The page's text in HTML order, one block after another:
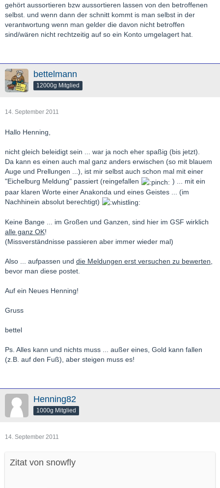
gehört aussortieren bzw aussortieren lassen von den betroffenen
selbst. und wenn dann der schnitt kommt is man selbst in der
verantwortung wenn man gelder die davon nicht betroffen
sind/wären nicht rechtzeitig auf so ein Konto umgelagert hat.
bettelmann
12000g Mitglied
14. September 2011
Hallo Henning,
nicht gleich beleidigt sein ... war ja noch eher spaßig (bis jetzt).
Da kann es einen auch mal ganz anders erwischen (so mit blauem
Auge und Prellungen ...), ist mir selbst auch schon mal mit einer
"Eichelburg Meldung" passiert (reingefallen
) ... mit ein
paar klaren Worte einer Anakonda und eines Geistes ... (im
Nachhinein absolut berechtigt)
Keine Bange ... im Großen und Ganzen, sind hier im GSF wirklich
alle ganz OK!
(Missverständnisse passieren aber immer wieder mal)
Also ... aufpassen und die Meldungen erst versuchen zu bewerten
bevor man diese postet.
Auf ein Neues Henning!
Gruss
bettel
Ps. Alles kann und nichts muss ... außer eines, Gold kann fallen
(z.B. auf den Fuß), aber steigen muss es!
Henning82
1000g Mitglied
14. September 2011
Zitat von snowfly